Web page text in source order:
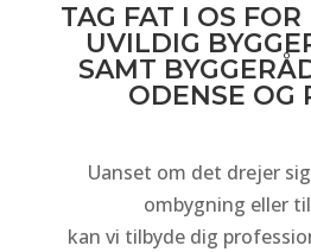
TAG FAT I OS
UVILDIG
SAMT
ODENSE OG
Uanset om det drejer
ombygning eller
kan vi tilbyde dig